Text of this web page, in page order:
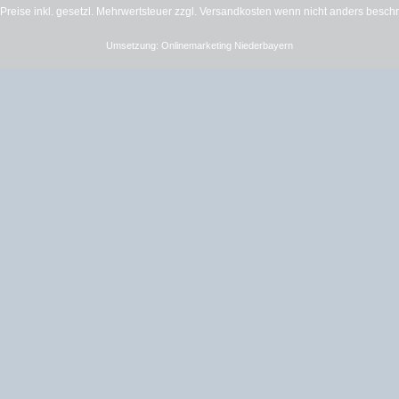
inkl. gesetzl. Mehrwertsteuer zzgl. Versandkosten wenn nicht anders
Umsetzung: Onlinemarketing Niederbayern